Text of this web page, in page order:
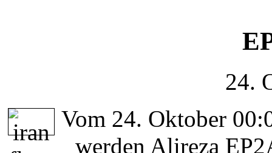
24.
Vom 24. Oktober
werden Alireza